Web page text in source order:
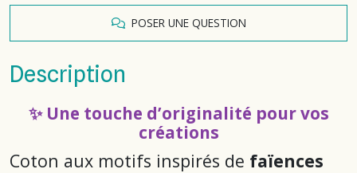
POSER UNE QUESTION
Description
✨ Une touche d’originalité pour vos
créations
Coton aux motifs inspirés de faïences